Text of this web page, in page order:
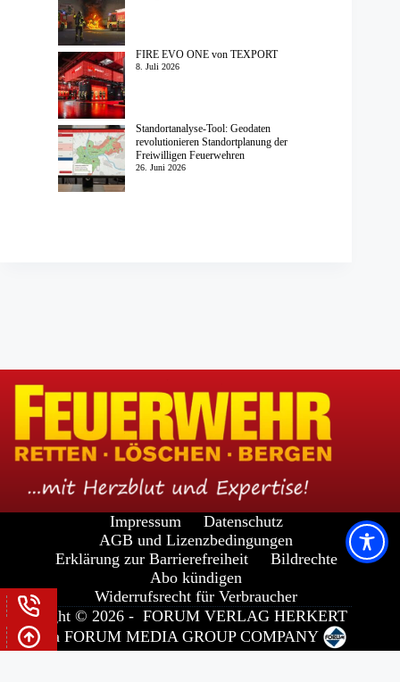
FIRE EVO ONE von TEXPORT
8. Juli 2026
Standortanalyse-Tool: Geodaten
revolutionieren Standortplanung der
Freiwilligen Feuerwehren
26. Juni 2026
Impressum
Datenschutz
AGB und Lizenzbedingungen
Erklärung zur Barrierefreiheit
Bildrechte
Abo kündigen
Widerrufsrecht für Verbraucher
Copyright © 2026 - FORUM VERLAG HERKERT
GMBH
aFORUM MEDIA GROUPCOMPANY